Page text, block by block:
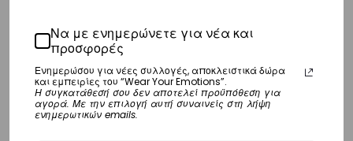
παράδοσή σας.
ημέρες.
Να με ενημερώνετε για νέα και
προσφορές
Ενημερώσου για νέες συλλογές, αποκλειστικά δώρα
και εμπειρίες του “Wear Your Emotions”.
Η συγκατάθεσή σου δεν αποτελεί προϋπόθεση για
αγορά. Με την επιλογή αυτή συναινείς στη λήψη
ενημερωτικών emails.